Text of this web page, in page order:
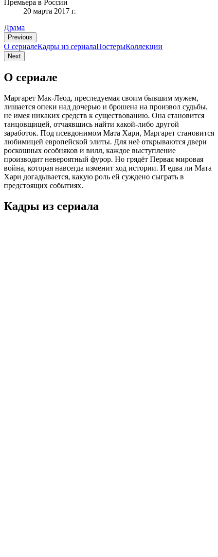
Премьера в России
20 марта 2017 г.
Драма
Previous
О сериалеКадры из сериалaПостерыКоллекции
Next
О сериале
Маргарет Мак-Леод, преследуемая своим бывшим мужем,
лишается опеки над дочерью и брошена на произвол судьбы,
не имея никаких средств к существованию. Она становится
танцовщицей, отчаявшись найти какой-либо другой
заработок. Под псевдонимом Мата Хари, Маргарет становится
любимицей европейской элиты. Для неё открываются двери
роскошных особняков и вилл, каждое выступление
производит невероятный фурор. Но грядёт Первая мировая
война, которая навсегда изменит ход истории. И едва ли Мата
Хари догадывается, какую роль ей суждено сыграть в
предстоящих событиях.
Кадры из сериалa